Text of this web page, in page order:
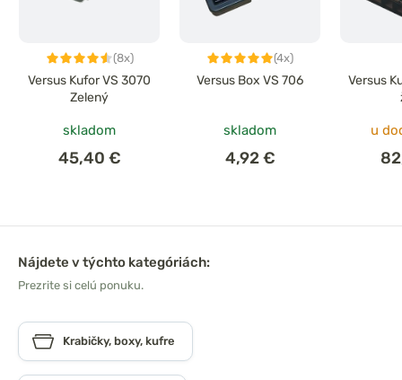
(8x)
Versus Kufor VS 3070
Zelený
skladom
45,40 €
(4x)
Versus Box VS 706
skladom
4,92 €
Versus
u
Nájdete v týchto kategóriách:
Prezrite si celú ponuku.
Krabičky, boxy, kufre